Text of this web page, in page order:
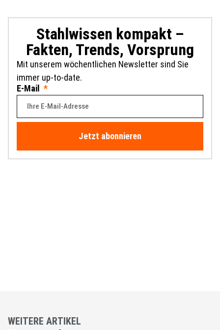
Stahlwissen kompakt –
Fakten, Trends, Vorsprung
Mit unserem wöchentlichen Newsletter sind Sie
immer up-to-date.
E-Mail
Jetzt abonnieren
WEITERE ARTIKEL